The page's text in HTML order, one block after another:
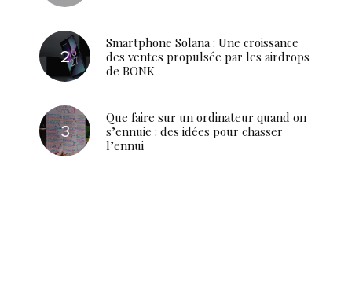
Smartphone Solana : Une croissance
des ventes propulsée par les airdrops
de BONK
Que faire sur un ordinateur quand on
s’ennuie : des idées pour chasser
l’ennui